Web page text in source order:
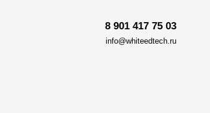
8 901 417 75 03
info@whiteedtech.ru